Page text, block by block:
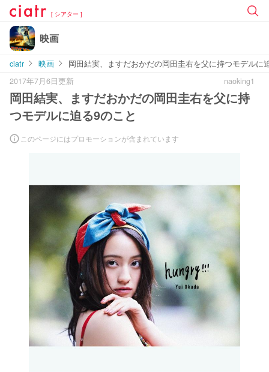
[ シアター ]
映画
ciatr 映画
岡田結実、ますだおかだの岡田圭右を父に持つモデルに
2017年7月6日更新
naoking1
岡田結実、ますだおかだの岡田圭右を父に持
つモデルに迫る9のこと
このページにはプロモーションが含まれています